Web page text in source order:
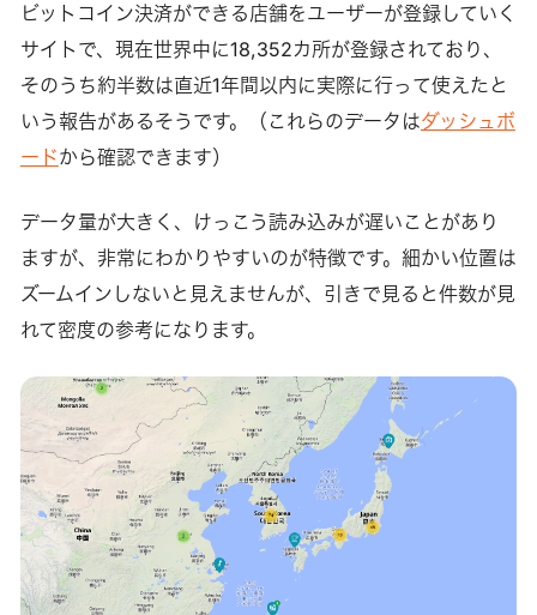
ビットコイン決済ができる店舗をユーザーが登録していく
サイトで、現在世界中に18,352カ所が登録されており、
そのうち約半数は直近1年間以内に実際に行って使えたと
いう報告があるそうです。（これらのデータはダッシュボ
ードから確認できます）
データ量が大きく、けっこう読み込みが遅いことがあり
ますが、非常にわかりやすいのが特徴です。細かい位置は
ズームインしないと見えませんが、引きで見ると件数が見
れて密度の参考になります。